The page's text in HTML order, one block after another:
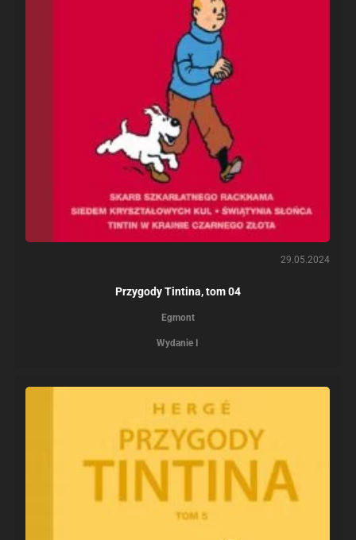
29.05.2024
Przygody Tintina, tom 04
Egmont
Wydanie I